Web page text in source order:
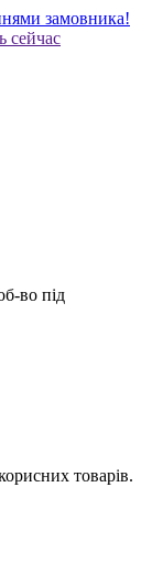
замовника!
сейчас
во під
товарів.